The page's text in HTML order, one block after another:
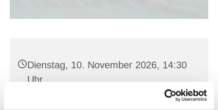
Dienstag, 10. November 2026, 14:30
Uhr